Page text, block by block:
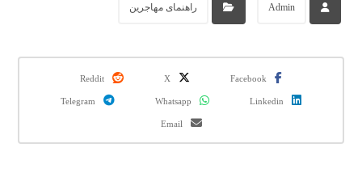
Admin راهنمای مهاجرین
Facebook
X
Reddit
Linkedin
Whatsapp
Telegram
Email